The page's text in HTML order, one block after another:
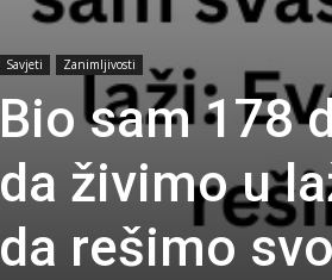
Savjeti Zanimljivosti
Bio sam 178
da živimo u
da rešimo